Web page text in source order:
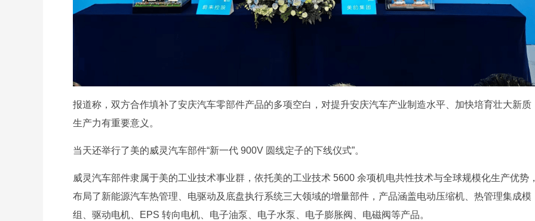
报道称，双方合作填补了安庆汽车零部件产品的多项空白，对提升安庆汽车产业制造水平、加快培育壮大新质
生产力有重要意义。
当天还举行了美的威灵汽车部件“新一代 900V 圆线定子的下线仪式”。
威灵汽车部件隶属于美的工业技术事业群，依托美的工业技术 5600 余项机电共性技术与全球规模化生产优势
布局了新能源汽车热管理、电驱动及底盘执行系统三大领域的增量部件，产品涵盖电动压缩机、热管理集成模
组、驱动电机、EPS 转向电机、电子油泵、电子水泵、电子膨胀阀、电磁阀等产品。